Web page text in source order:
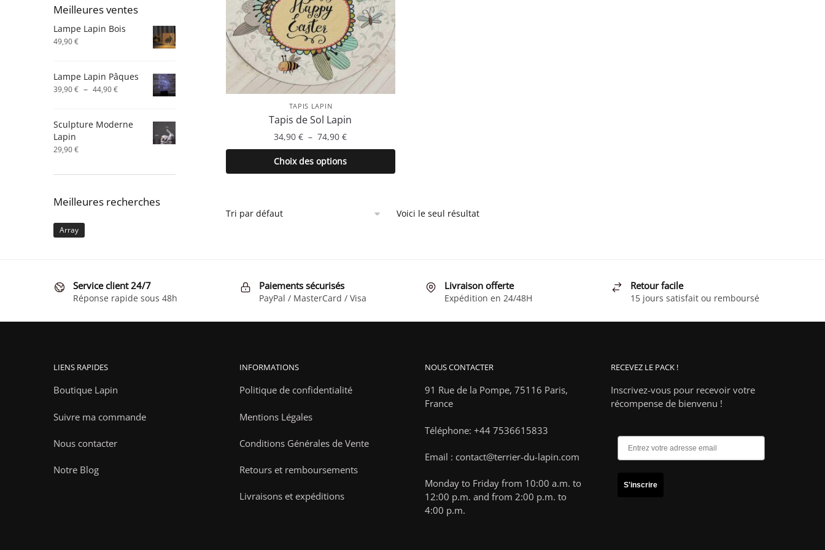
TAPIS LAPIN
Tapis de Sol Lapin
34,90€ – 74,90€Plage
de
prix :
34,90 €
Choix des options
Ce
produit
être
choisies
Voici le seul résultat
Meilleures ventes
Lampe Lapin Bois
49,90€
Lampe Lapin Pâques
39,90€ – 44,90€Plage
39,90 €
Sculpture Moderne
Lapin
29,90€
Meilleures recherches
Array
Service client 24/7
Réponse rapide sous 48h
Paiements sécurisés
PayPal / MasterCard / Visa
Livraison offerte
Expédition en 24/48H
Retour facile
15 jours satisfait ou remboursé
LIENS RAPIDES
Boutique Lapin
Suivre ma commande
Nous contacter
Notre Blog
INFORMATIONS
Politique de confidentialité
Mentions Légales
Conditions Générales de Vente
Retours et remboursements
Livraisons et expéditions
NOUS CONTACTER
91 Rue de la Pompe, 75116 Paris,
France
Téléphone: +44 7536615833
Email : contact@terrier-du-lapin.com
Monday to Friday from 10:00 a.m. to
12:00 p.m. and from 2:00 p.m. to
4:00 p.m.
RECEVEZ LE PACK !
Inscrivez-vous pour recevoir votre
récompense de bienvenu !
S'inscrire